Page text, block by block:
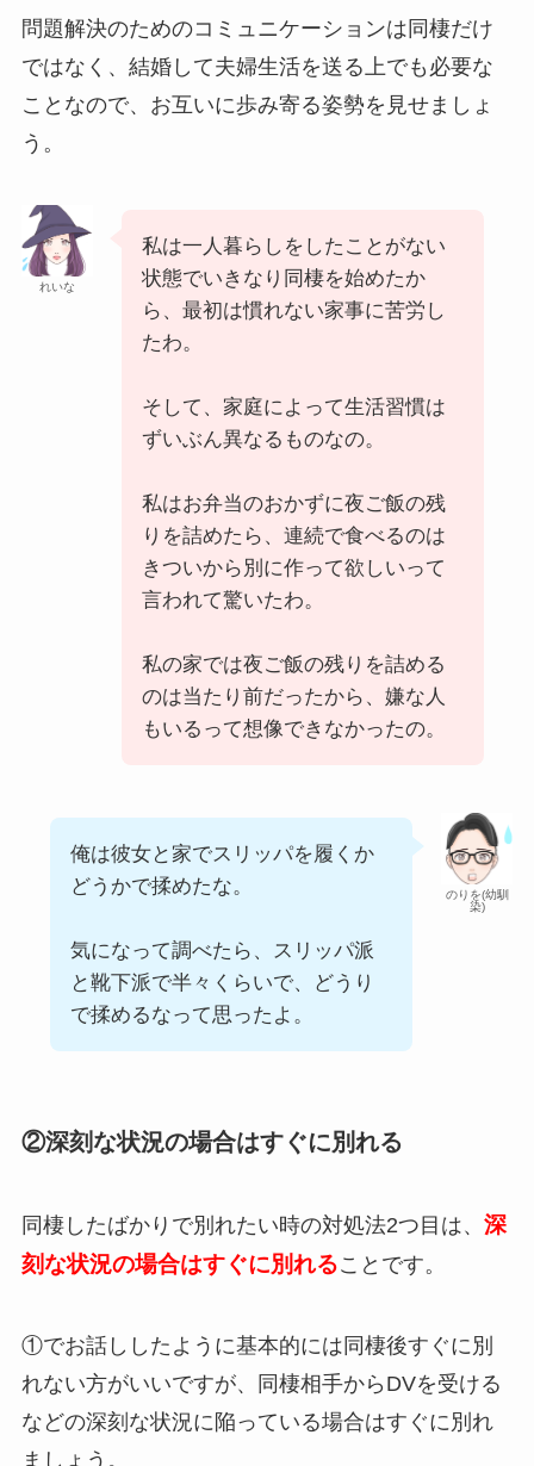
問題解決のためのコミュニケーションは同棲だけ
ではなく、結婚して夫婦生活を送る上でも必要な
ことなので、お互いに歩み寄る姿勢を見せましょ
う。
れいな
私は一人暮らしをしたことがない
状態でいきなり同棲を始めたか
ら、最初は慣れない家事に苦労し
たわ。
そして、家庭によって生活習慣は
ずいぶん異なるものなの。
私はお弁当のおかずに夜ご飯の残
りを詰めたら、連続で食べるのは
きついから別に作って欲しいって
言われて驚いたわ。
私の家では夜ご飯の残りを詰める
のは当たり前だったから、嫌な人
もいるって想像できなかったの。
のりを(幼馴
染)
俺は彼女と家でスリッパを履くか
どうかで揉めたな。
気になって調べたら、スリッパ派
と靴下派で半々くらいで、どうり
で揉めるなって思ったよ。
②深刻な状況の場合はすぐに別れる
同棲したばかりで別れたい時の対処法2つ目は、 深
刻な状況の場合はすぐに別れることです。
①でお話ししたように基本的には同棲後すぐに別
れない方がいいですが、同棲相手からDVを受ける
などの深刻な状況に陥っている場合はすぐに別れ
ましょう。